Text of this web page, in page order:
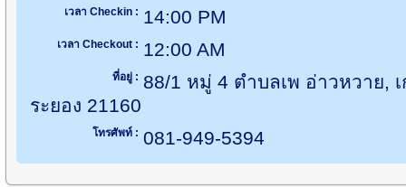
เวลา Checkin : 14:00 PM
เวลา Checkout : 12:00 AM
ที่อยู่ : 88/1 หมู่ 4 ตำบลเพ อ่าวหวาย, เ
ระยอง 21160
โทรศัพท์ : 081-949-5394